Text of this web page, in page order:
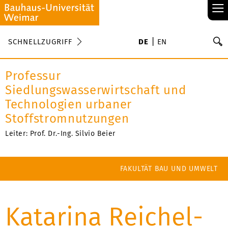
≡
SCHNELLZUGRIFF DE EN
Professur
Siedlungswasserwirtschaft und
Technologien urbaner
Stoffstromnutzungen
Leiter: Prof. Dr.-Ing. Silvio Beier
FAKULTÄT BAU UND UMWELT
Katarina Reichel-